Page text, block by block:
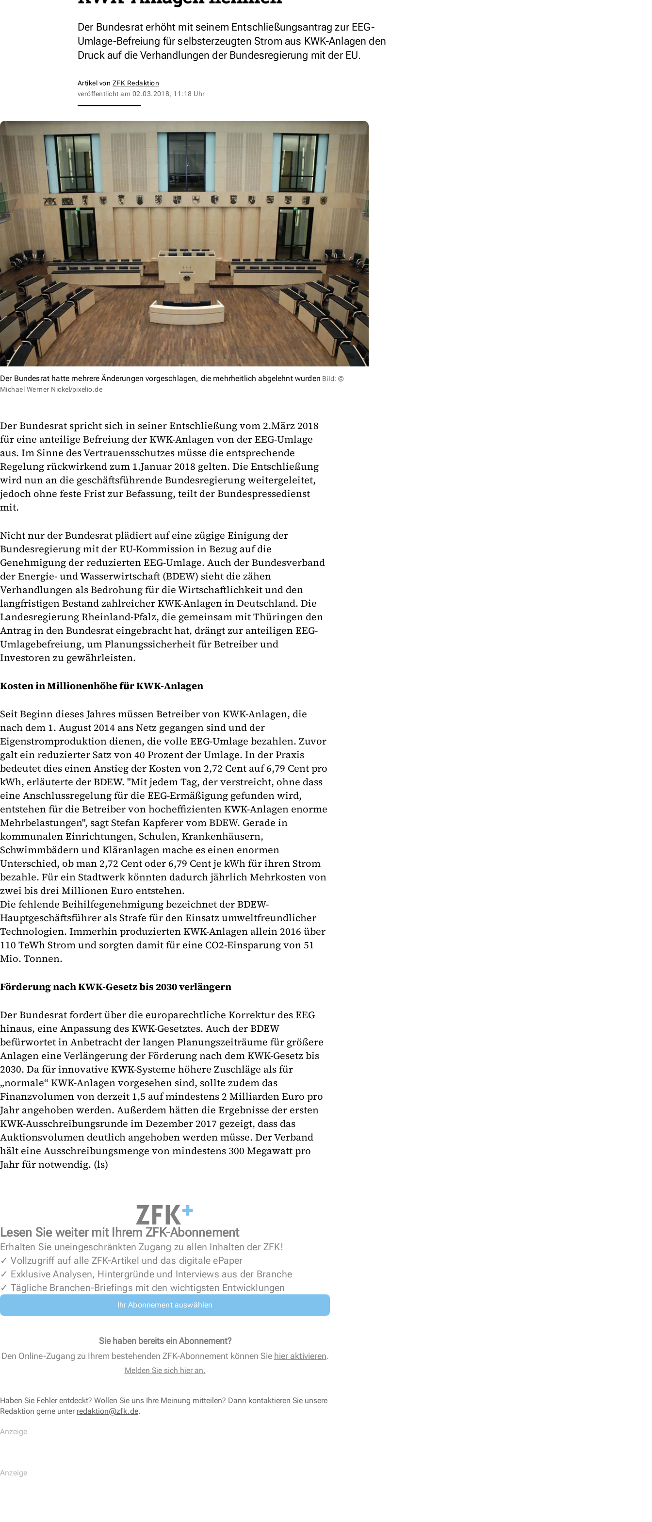
Der Bundesrat erhöht mit seinem Entschließungsantrag zur EEG-
Umlage-Befreiung für selbsterzeugten Strom aus KWK-Anlagen den
Druck auf die Verhandlungen der Bundesregierung mit der EU.
Artikel von ZFK Redaktion
veröffentlicht am 02.03.2018, 11:18 Uhr
Der Bundesrat hatte mehrere Änderungen vorgeschlagen, die mehrheitlich abgelehnt wurden Bild: ©
Michael Werner Nickel/pixelio.de
Der Bundesrat spricht sich in seiner Entschließung vom 2.März 2018
für eine anteilige Befreiung der KWK-Anlagen von der EEG-Umlage
aus. Im Sinne des Vertrauensschutzes müsse die entsprechende
Regelung rückwirkend zum 1.Januar 2018 gelten. Die Entschließung
wird nun an die geschäftsführende Bundesregierung weitergeleitet,
jedoch ohne feste Frist zur Befassung, teilt der Bundespressedienst
mit.
Nicht nur der Bundesrat plädiert auf eine zügige Einigung der
Bundesregierung mit der EU-Kommission in Bezug auf die
Genehmigung der reduzierten EEG-Umlage. Auch der Bundesverband
der Energie- und Wasserwirtschaft (BDEW) sieht die zähen
Verhandlungen als Bedrohung für die Wirtschaftlichkeit und den
langfristigen Bestand zahlreicher KWK-Anlagen in Deutschland. Die
Landesregierung Rheinland-Pfalz, die gemeinsam mit Thüringen den
Antrag in den Bundesrat eingebracht hat, drängt zur anteiligen EEG-
Umlagebefreiung, um Planungssicherheit für Betreiber und
Investoren zu gewährleisten.
Kosten in Millionenhöhe für KWK-Anlagen
Seit Beginn dieses Jahres müssen Betreiber von KWK-Anlagen, die
nach dem 1. August 2014 ans Netz gegangen sind und der
Eigenstromproduktion dienen, die volle EEG-Umlage bezahlen. Zuvor
galt ein reduzierter Satz von 40 Prozent der Umlage. In der Praxis
bedeutet dies einen Anstieg der Kosten von 2,72 Cent auf 6,79 Cent pro
kWh, erläuterte der BDEW. "Mit jedem Tag, der verstreicht, ohne dass
eine Anschlussregelung für die EEG-Ermäßigung gefunden wird,
entstehen für die Betreiber von hocheffizienten KWK-Anlagen enorme
Mehrbelastungen", sagt Stefan Kapferer vom BDEW. Gerade in
kommunalen Einrichtungen, Schulen, Krankenhäusern,
Schwimmbädern und Kläranlagen mache es einen enormen
Unterschied, ob man 2,72 Cent oder 6,79 Cent je kWh für ihren Strom
bezahle. Für ein Stadtwerk könnten dadurch jährlich Mehrkosten von
zwei bis drei Millionen Euro entstehen.
Die fehlende Beihilfegenehmigung bezeichnet der BDEW-
Hauptgeschäftsführer als Strafe für den Einsatz umweltfreundlicher
Technologien. Immerhin produzierten KWK-Anlagen allein 2016 über
110 TeWh Strom und sorgten damit für eine CO2-Einsparung von 51
Mio. Tonnen.
Förderung nach KWK-Gesetz bis 2030 verlängern
Der Bundesrat fordert über die europarechtliche Korrektur des EEG
hinaus, eine Anpassung des KWK-Gesetztes. Auch der BDEW
befürwortet in Anbetracht der langen Planungszeiträume für größere
Anlagen eine Verlängerung der Förderung nach dem KWK-Gesetz bis
2030. Da für innovative KWK-Systeme höhere Zuschläge als für
„normale“ KWK-Anlagen vorgesehen sind, sollte zudem das
Finanzvolumen von derzeit 1,5 auf mindestens 2 Milliarden Euro pro
Jahr angehoben werden. Außerdem hätten die Ergebnisse der ersten
KWK-Ausschreibungsrunde im Dezember 2017 gezeigt, dass das
Auktionsvolumen deutlich angehoben werden müsse. Der Verband
hält eine Ausschreibungsmenge von mindestens 300 Megawatt pro
Jahr für notwendig. (ls)
Lesen Sie weiter mit Ihrem ZFK-Abonnement
Erhalten Sie uneingeschränkten Zugang zu allen Inhalten der ZFK!
✓ Vollzugriff auf alle ZFK-Artikel und das digitale ePaper
✓ Exklusive Analysen, Hintergründe und Interviews aus der Branche
✓ Tägliche Branchen-Briefings mit den wichtigsten Entwicklungen
Ihr Abonnement auswählen
Sie haben bereits ein Abonnement?
Den Online-Zugang zu Ihrem bestehenden ZFK-Abonnement können Sie hier aktivieren.
Melden Sie sich hier an.
Haben Sie Fehler entdeckt? Wollen Sie uns Ihre Meinung mitteilen? Dann kontaktieren Sie unsere
Redaktion gerne unter redaktion@zfk.de.